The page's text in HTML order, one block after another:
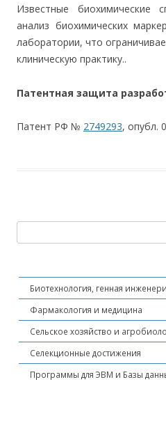
Известные биохимические
анализ биохимических
лаборатории, что
клиническую практику..
Патентная защита
Патент РФ № 2749293, опубл.
Биотехнология, генная
Фармакология и медицина
Сельское хозяйство и
Селекционные достижения
Программы для ЭВМ и Базы